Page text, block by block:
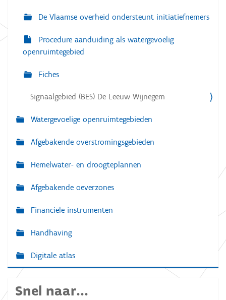
De Vlaamse overheid ondersteunt initiatiefnemers
Procedure aanduiding als watergevoelig
openruimtegebied
Fiches
Signaalgebied (BES) De Leeuw Wijnegem
Watergevoelige openruimtegebieden
Afgebakende overstromingsgebieden
Hemelwater- en droogteplannen
Afgebakende oeverzones
Financiële instrumenten
Handhaving
Digitale atlas
Snel naar...